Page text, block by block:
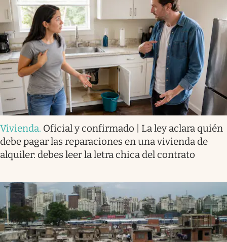
Vivienda. Oficial y confirmado | La ley aclara quién
debe pagar las reparaciones en una vivienda de
alquiler: debes leer la letra chica del contrato